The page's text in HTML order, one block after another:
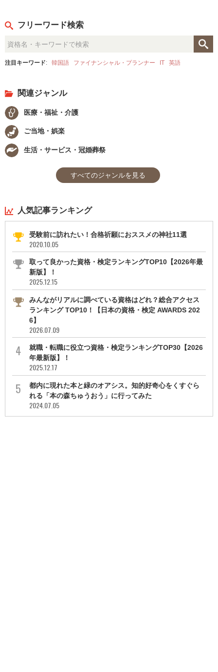
フリーワード検索
注目キーワード: 韓国語 ファイナンシャル・プランナー IT 英語
関連ジャンル
医療・福祉・介護
ご当地・娯楽
生活・サービス・冠婚葬祭
すべてのジャンルを見る
人気記事ランキング
受験前に訪れたい！合格祈願におススメの神社11選
2020.10.05
取って良かった資格・検定ランキングTOP10【2026年最
新版】！
2025.12.15
みんながリアルに調べている資格はどれ？総合アクセス
ランキング TOP10！【日本の資格・検定 AWARDS 202
6】
2026.07.09
就職・転職に役立つ資格・検定ランキングTOP30【2026
年最新版】！
2025.12.17
都内に現れた本と緑のオアシス。知的好奇心をくすぐら
れる「本の森ちゅうおう」に行ってみた
2024.07.05